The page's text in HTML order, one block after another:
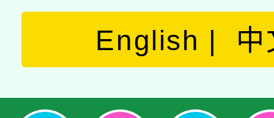
English 中